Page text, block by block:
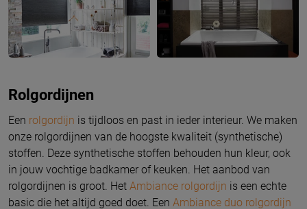
Rolgordijnen
Een rolgordijn is tijdloos en past in ieder interieur. We maken
onze rolgordijnen van de hoogste kwaliteit (synthetische)
stoffen. Deze synthetische stoffen behouden hun kleur, ook
in jouw vochtige badkamer of keuken. Het aanbod van
rolgordijnen is groot. Het Ambiance rolgordijn is een echte
basic die het altijd goed doet. Een Ambiance duo rolgordijn